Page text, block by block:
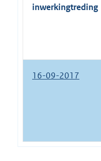
inwerkingtreding
16-09-2017